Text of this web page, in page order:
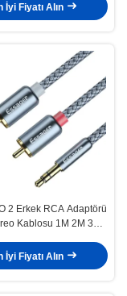
İyi Fiyatı Alın
2 Erkek RCA Adaptörü
Kablosu 1M 2M 3M
İyi Fiyatı Alın